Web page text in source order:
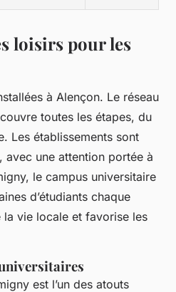
loisirs pour les
à Alençon. Le réseau
toutes les étapes, du
Les établissements sont
avec une attention portée à
le campus universitaire
d’étudiants chaque
la vie locale et favorise les
est l’un des atouts